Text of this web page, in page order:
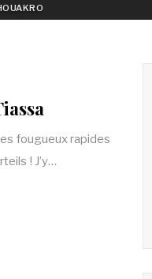
fougueux rapides
! J’y…